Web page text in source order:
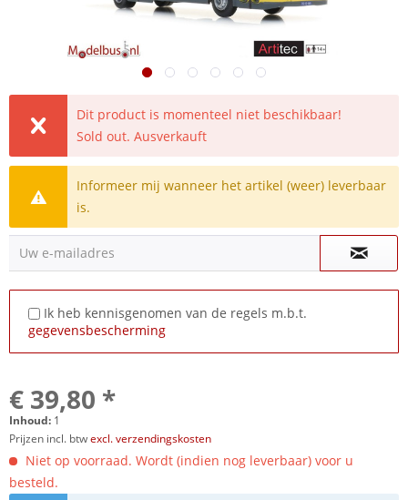
Dit product is momenteel niet beschikbaar!
Sold out. Ausverkauft
Informeer mij wanneer het artikel (weer) leverbaar
is.
Uw e-mailadres
Ik heb kennisgenomen van de regels m.b.t.
gegevensbescherming
€ 39,80 *
Inhoud: 1
Prijzen incl. btwexcl. verzendingskosten
Niet op voorraad. Wordt (indien nog leverbaar) voor u
besteld.